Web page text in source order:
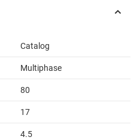
Catalog
Multiphase
80
17
4.5